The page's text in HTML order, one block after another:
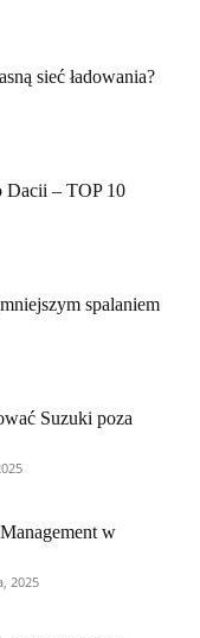
sieć ładowania?
Dacii – TOP 10
spalaniem
Suzuki poza
w
2025